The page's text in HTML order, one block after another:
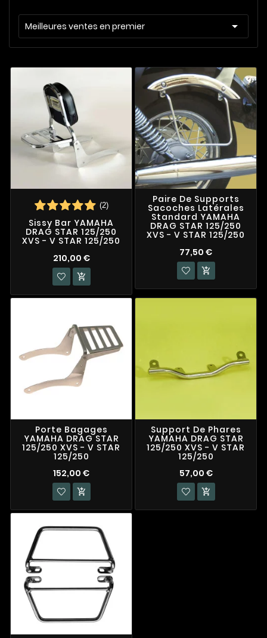
Meilleures ventes en premier 
(2)
Sissy Bar YAMAHA
DRAG STAR 125/250
XVS - V STAR 125/250
210,00 €

Paire De Supports
Sacoches Latérales
Standard YAMAHA
DRAG STAR 125/250
XVS - V STAR 125/250
77,50 €

Porte Bagages
YAMAHA DRAG STAR
125/250 XVS - V STAR
125/250
152,00 €

Support De Phares
YAMAHA DRAG STAR
125/250 XVS - V STAR
125/250
57,00 €
